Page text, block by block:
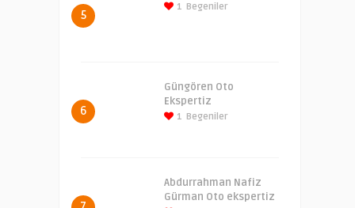
5
1 Begeniler
6
Güngören Oto
Ekspertiz
1 Begeniler
Abdurrahman Nafiz
Gürman Oto ekspertiz